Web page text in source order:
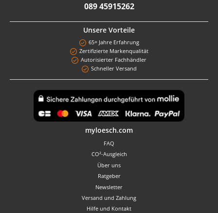
089 45915262
Unsere Vorteile
65+ Jahre Erfahrung
Zertifizierte Markenqualität
Autorisierter Fachhändler
Schneller Versand
myloesch.com
FAQ
CO²-Ausgleich
Über uns
Ratgeber
Newsletter
Versand und Zahlung
Hilfe und Kontakt